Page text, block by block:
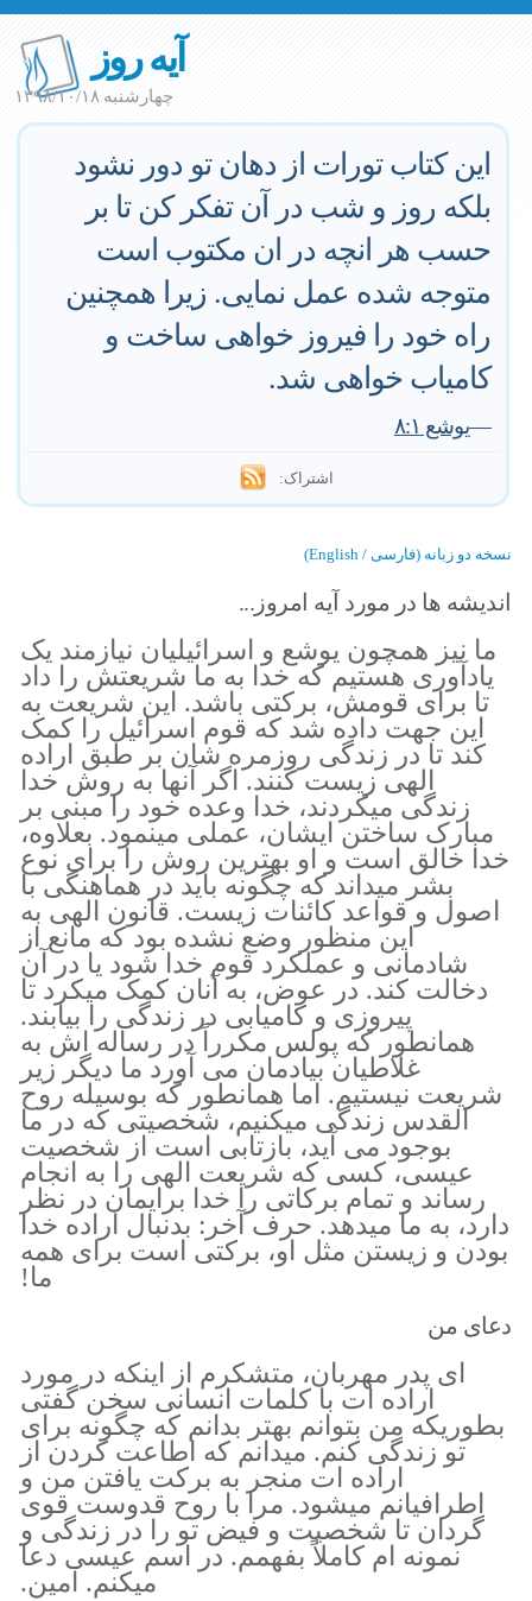
آیه روز
چهارشنبه ۱۳۹۸/۱۰/۱۸
این کتاب تورات از دهان تو دور نشود
بلکه روز و شب در آن تفکر کن تا بر
حسب هر انچه در ان مکتوب است
متوجه شده عمل نمایی. زیرا همچنین
راه خود را فیروز خواهی ساخت و
کامیاب خواهی شد.
—یوشع ۸:۱
اشتراک:
نسخه دو زبانه (فارسی / English)
اندیشه ها در مورد آیه امروز...
ما نیز همچون یوشع و اسرائيلیان نیازمند یک
یادآوری هستیم که خدا به ما شریعتش را داد
تا برای قومش، برکتی باشد. این شریعت به
این جهت داده شد که قوم اسرائيل را کمک
کند تا در زندگی روزمره شان بر طبق اراده
الهی زیست کنند. اگر آنها به روش خدا
زندگی میکردند، خدا وعده خود را مبنی بر
مبارک ساختن ایشان، عملی مینمود. بعلاوه،
خدا خالق است و او بهترین روش را برای نوع
بشر میداند که چگونه باید در هماهنگی با
اصول و قواعد کائنات زیست. قانون الهی به
این منظور وضع نشده بود که مانع از
شادمانی و عملکرد قوم خدا شود یا در آن
دخالت کند. در عوض، به آنان کمک میکرد تا
پیروزی و کامیابی در زندگی را بیابند.
همانطور که پولس مکرراً در رساله اش به
غلاطیان بیادمان می آورد ما دیگر زیر
شریعت نیستیم. اما همانطور که بوسیله روح
القدس زندگی میکنیم، شخصیتی که در ما
بوجود می آید، بازتابی است از شخصیت
عیسی، کسی که شریعت الهی را به انجام
رساند و تمام برکاتی را خدا برایمان در نظر
دارد، به ما میدهد. حرف آخر: بدنبال اراده خدا
بودن و زیستن مثل او، برکتی است برای همه
ما!
دعای من
ای پدر مهربان، متشکرم از اینکه در مورد
اراده ات با کلمات انسانی سخن گفتی
بطوریکه من بتوانم بهتر بدانم که چگونه برای
تو زندگی کنم. میدانم که اطاعت کردن از
اراده ات منجر به برکت یافتن من و
اطرافیانم میشود. مرا با روح قدوست قوی
گردان تا شخصیت و فیض تو را در زندگی و
نمونه ام کاملاً بفهمم. در اسم عیسی دعا
میکنم. آمین.